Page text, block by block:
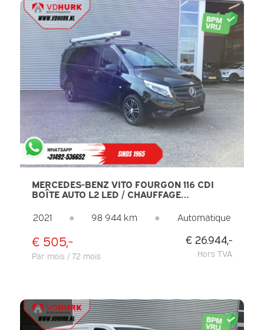
MERCEDES-BENZ VITO FOURGON 116 CDI
BOÎTE AUTO L2 LED / CHAUFFAGE
CARPLAY / CAMÉRA / RÉGULATEUR DE
VITESSE / ATTELAGE / CLIMATISATION
2021 ● 98 944 km ● Automatique
€ 505,-
Par mois / 72 mois
€ 26.944,-
Hors TVA